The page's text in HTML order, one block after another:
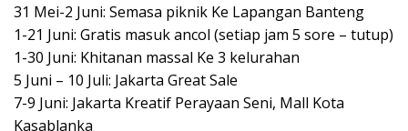
31 Mei-2 Juni: Semasa piknik Ke Lapangan Banteng
1-21 Juni: Gratis masuk ancol (setiap jam 5 sore – tutup)
1-30 Juni: Khitanan massal Ke 3 kelurahan
5 Juni – 10 Juli: Jakarta Great Sale
7-9 Juni: Jakarta Kreatif Perayaan Seni, Mall Kota
Kasablanka